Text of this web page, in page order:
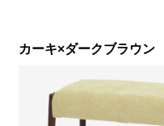
カーキ×ダークブラウン